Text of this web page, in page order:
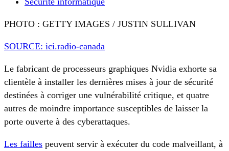
PHOTO : GETTY IMAGES / JUSTIN SULLIVAN
SOURCE: ici.radio-canada
Le fabricant de processeurs graphiques Nvidia exhorte sa
clientèle à installer les dernières mises à jour de sécurité
destinées à corriger une vulnérabilité critique, et quatre
autres de moindre importance susceptibles de laisser la
porte ouverte à des cyberattaques.
Les failles peuvent servir à exécuter du code malveillant, à